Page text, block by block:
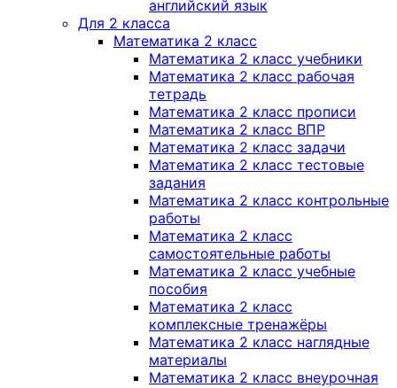
английский язык
Для 2 класса
Математика 2 класс
Математика 2 класс учебники
Математика 2 класс рабочая
тетрадь
Математика 2 класс прописи
Математика 2 класс ВПР
Математика 2 класс задачи
Математика 2 класс тестовые
задания
Математика 2 класс контрольные
работы
Математика 2 класс
самостоятельные работы
Математика 2 класс учебные
пособия
Математика 2 класс
комплексные тренажёры
Математика 2 класс наглядные
материалы
Математика 2 класс внеурочная